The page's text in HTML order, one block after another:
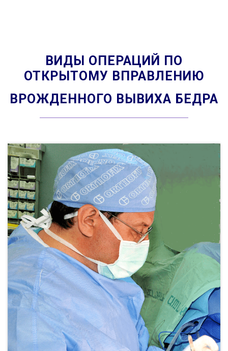
ВИДЫ ОПЕРАЦИЙ ПО
ОТКРЫТОМУ ВПРАВЛЕНИЮ
ВРОЖДЕННОГО ВЫВИХА БЕДРА